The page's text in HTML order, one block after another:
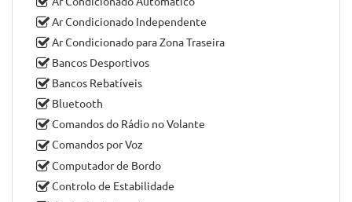
ABS
Acabamentos em Alumínio
Air Bag (condutor)
Air Bag (lateral)
Air Bag (passageiro)
Alarme
Apoio de Braço
Ar Condicionado
Ar Condicionado Automático
Ar Condicionado Independente